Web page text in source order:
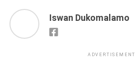
Iswan Dukomalamo
ADVERTISEMENT